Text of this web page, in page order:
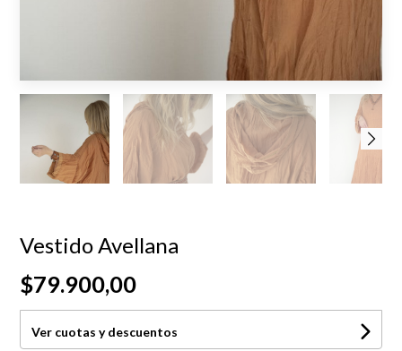
Vestido Avellana
$79.900,00
Ver cuotas y descuentos